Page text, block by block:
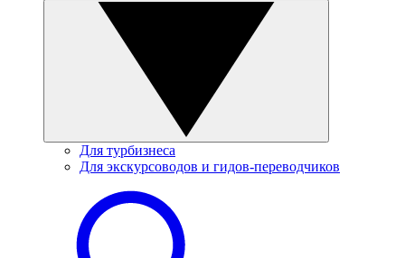
Для турбизнеса
Для экскурсоводов и гидов-переводчиков